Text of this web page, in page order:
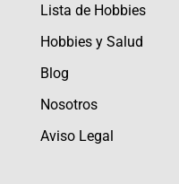
Lista de Hobbies
Hobbies y Salud
Blog
Nosotros
Aviso Legal